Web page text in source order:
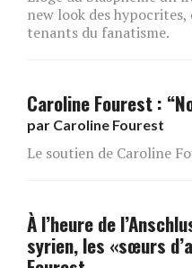
new look des hypocrites,
tenants du fanatisme.
Caroline Fourest :
par Caroline Fourest
Le soutien de Caroline
À l’heure de
syrien, les «sœurs